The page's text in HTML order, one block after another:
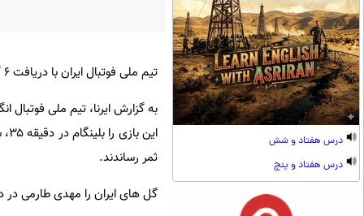
درس هفتاد و شش
درس هفتاد و پنج
تیم ملی فوتبال ایران با دریافت ۶ گل از نایب قهرمان اروپا سنگین‌ترین شکست خود را در ادوار این مسابقات تاکنون تجربه کرد.
ثمر رساندند.
گل های ایران را مهدی طارمی در دقیقه ۶۵ و دقایق تلف شده نیمه دوم از روی نقطه